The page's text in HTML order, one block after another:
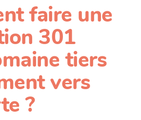
faire une
301
tiers
vers
?